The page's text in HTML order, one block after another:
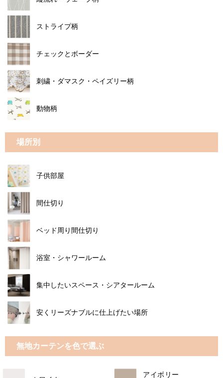
ストライプ柄
チェックとボーダー
刺繍・ダマスク・ペイズリー柄
動物柄
場所別
子供部屋
間仕切り
ベッド周り間仕切り
浴室・シャワールーム
集中したいスペース・シアタールーム
安くリーズナブルに仕上げたい場所
無地カーテンを色で選ぶ
アイボリー